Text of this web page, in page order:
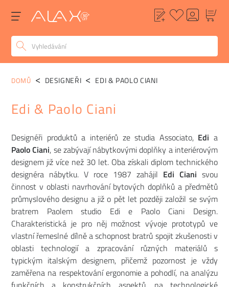
DOMŮ DESIGNEŘI EDI & PAOLO CIANI
Edi & Paolo Ciani
Designéři produktů a interiérů ze studia Associato,Edi a
Paolo Ciani, se zabývají nábytkovými doplňky a interiérovým
designem již více než 30 let. Oba získali diplom technického
designéra nábytku. V roce 1987 zahájil Edi Ciani svou
činnost v oblasti navrhování bytových doplňků a předmětů
průmyslového designu a již o pět let později založil se svým
bratrem Paolem studio Edi e Paolo Ciani Design.
Charakteristická je pro něj možnost vývoje prototypů ve
vlastní řemeslné dílně a schopnost bratrů spojit zkušenosti v
oblasti technologií a zpracování různých materiálů s
typickým italským designem, přičemž pozornost je vždy
zaměřena na respektování ergonomie a pohodlí, na analýzu